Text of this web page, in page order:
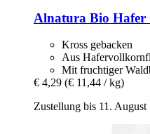
Alnatura Bio Hafer
Kross gebacken
Aus
Mit fruchtiger
€ 4,29 (€ 11,44 / kg)
Zustellung bis 11. August